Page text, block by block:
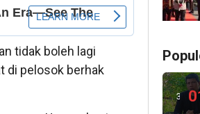
tidak boleh lagi
di pelosok berhak
3